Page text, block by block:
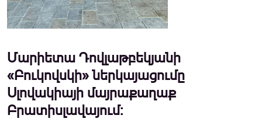
Մարիետա Դովլաթբեկյանի
«Բուկովսկի» ներկայացումը
Սլովակիայի մայրաքաղաք
Բրատիսլավայում: